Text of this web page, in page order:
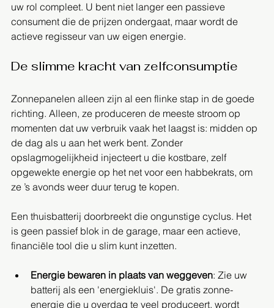
uw rol compleet. U bent niet langer een passieve
consument die de prijzen ondergaat, maar wordt de
actieve regisseur van uw eigen energie.
De slimme kracht van zelfconsumptie
Zonnepanelen alleen zijn al een flinke stap in de goede
richting. Alleen, ze produceren de meeste stroom op
momenten dat uw verbruik vaak het laagst is: midden op
de dag als u aan het werk bent. Zonder
opslagmogelijkheid injecteert u die kostbare, zelf
opgewekte energie op het net voor een habbekrats, om
ze ’s avonds weer duur terug te kopen.
Een thuisbatterij doorbreekt die ongunstige cyclus. Het
is geen passief blok in de garage, maar een actieve,
financiële tool die u slim kunt inzetten.
Energie bewaren in plaats van weggeven: Zie uw
batterij als een 'energiekluis'. De gratis zonne-
energie die u overdag te veel produceert, wordt